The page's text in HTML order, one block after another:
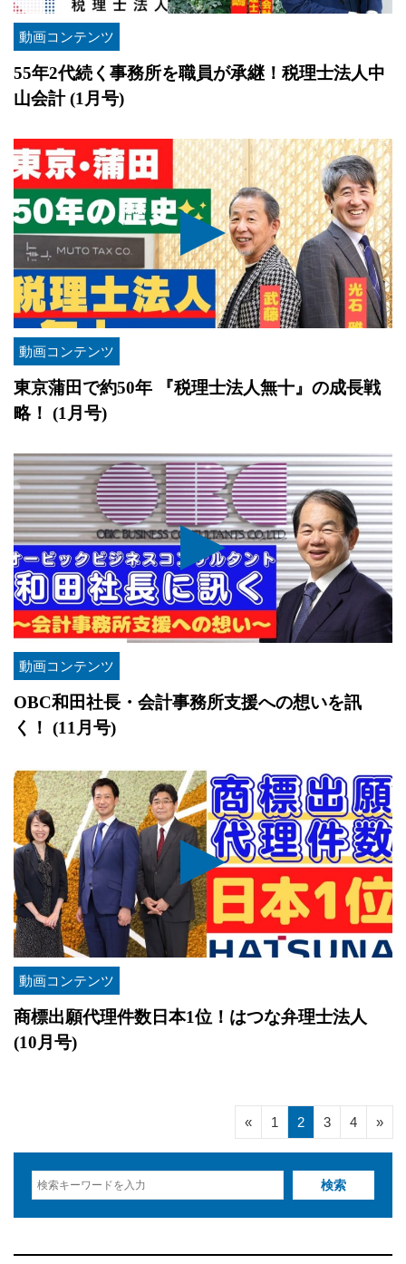
動画コンテンツ
55年2代続く事務所を職員が承継！税理士法人中
山会計 (1月号)
動画コンテンツ
東京蒲田で約50年 『税理士法人無十』の成長戦
略！ (1月号)
動画コンテンツ
OBC和田社長・会計事務所支援への想いを訊
く！ (11月号)
動画コンテンツ
商標出願代理件数日本1位！はつな弁理士法人
(10月号)
« 1 2 3 4 »